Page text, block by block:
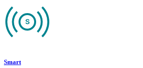
Smart